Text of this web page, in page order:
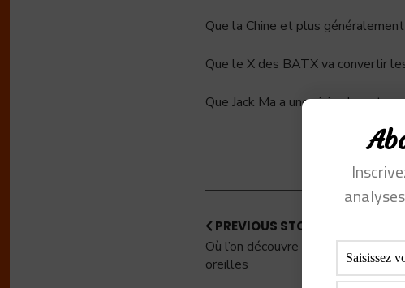
Que la Chine et plus
Que le X des BATX va convertir
Que Jack Ma a une vision long
PREVIOUS STORY
Où l’on découvre ce que l’on va
oreilles